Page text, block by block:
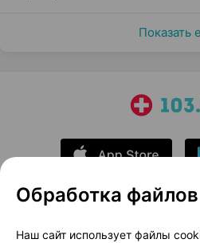
Показать
О проекте
Обработка
Наш сайт использует файлы